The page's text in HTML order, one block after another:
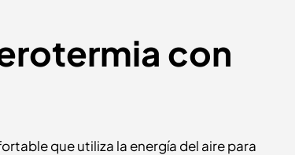
con
que utiliza la energía del aire para